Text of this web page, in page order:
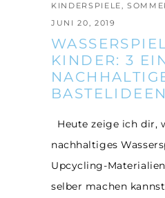
KINDERSPIELE,
JUNI 20, 2019
KINDER: 3
BASTELIDEEN
Heute zeige ich dir,
nachhaltiges
Upcycling-
selber machen